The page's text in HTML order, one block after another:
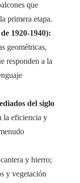
que
primera etapa.
1920-1940):
geométricas,
responden a la
del siglo
la eficiencia y
y hierro;
y vegetación